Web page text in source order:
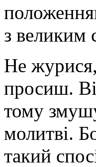
з великим
Не
просиш.
тому
молитві.
такий